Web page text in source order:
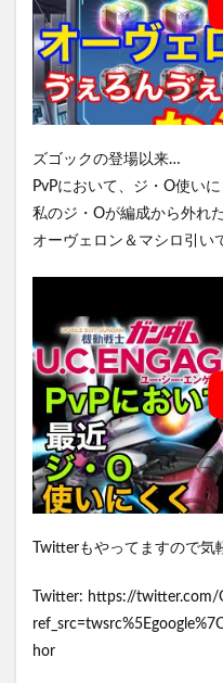
ズゴックの登場以来…
PvPにおいて、ジ・O使い
私のジ・Oが編成から外れ
オーヴェロン＆マシロ引い
Twitterもやってますので
Twitter: https://twitter.com/
hor